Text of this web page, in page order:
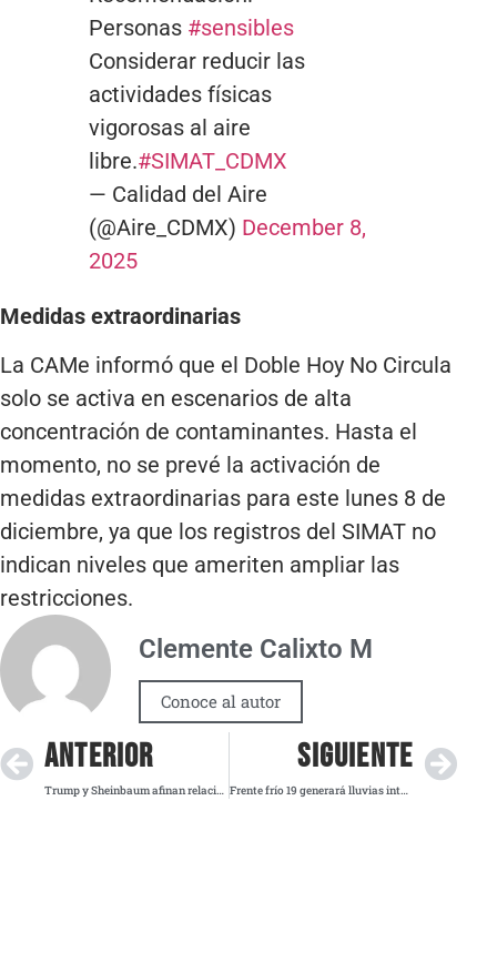
Personas #sensibles
Considerar reducir las
actividades físicas
vigorosas al aire
libre.#SIMAT_CDMX
— Calidad del Aire
(@Aire_CDMX) December 8,
2025
Medidas extraordinarias
La CAMe informó que el Doble Hoy No Circula
solo se activa en escenarios de alta
concentración de contaminantes. Hasta el
momento, no se prevé la activación de
medidas extraordinarias para este lunes 8 de
diciembre, ya que los registros del SIMAT no
indican niveles que ameriten ampliar las
restricciones.
Clemente Calixto M
Conoce al autor
ANTERIOR
Trump y Sheinbaum afinan relación tras su primer encuentro en Washington
SIGUIENTE
Frente frío 19 generará lluvias intensas, vientos fuertes y descenso de temperatura en el país